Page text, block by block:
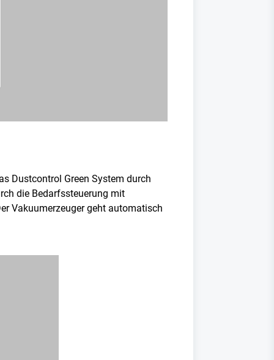
Dustcontrol Green System durch
die Bedarfssteuerung mit
Vakuumerzeuger geht automatisch